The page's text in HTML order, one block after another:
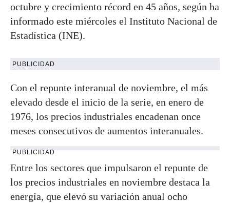
octubre y crecimiento récord en 45 años, según ha
informado este miércoles el Instituto Nacional de
Estadística (INE).
PUBLICIDAD
Con el repunte interanual de noviembre, el más
elevado desde el inicio de la serie, en enero de
1976, los precios industriales encadenan once
meses consecutivos de aumentos interanuales.
PUBLICIDAD
Entre los sectores que impulsaron el repunte de
los precios industriales en noviembre destaca la
energía, que elevó su variación anual ocho